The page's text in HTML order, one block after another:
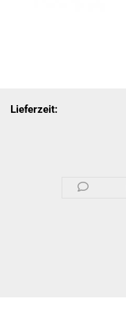
Lieferzeit: